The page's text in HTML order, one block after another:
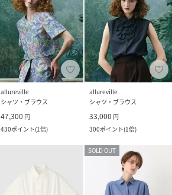
allureville
シャツ・ブラウス
47,300 円
430ポイント(1倍)
allureville
シャツ・ブラウス
33,000 円
300ポイント(1倍)
SOLD OUT